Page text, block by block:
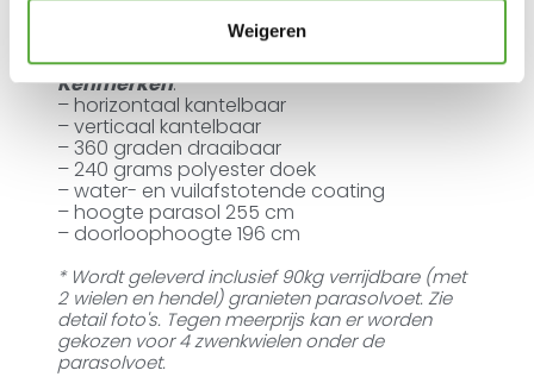
Weigeren
levensduur van de parasol en hij blijft
om mee te bestellen.
Kenmerken:
– horizontaal kantelbaar
– verticaal kantelbaar
– 360 graden draaibaar
– 240 grams polyester doek
– water- en vuilafstotende coating
– hoogte parasol 255 cm
– doorloophoogte 196 cm
* Wordt geleverd inclusief 90kg verrijdbare (met
2 wielen en hendel) granieten parasolvoet. Zie
detail foto's. Tegen meerprijs kan er worden
gekozen voor 4 zwenkwielen onder de
parasolvoet.